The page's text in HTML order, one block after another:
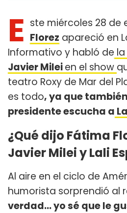
E ste miércoles 28 de
Florez apareció en
Informativo y habló de
Javier Mileien el show
teatro Roxy de Mar del
es todo, ya que
presidente escucha a
¿Qué dijo Fátima
Javier Milei y Lali
Al aire en el ciclo de
humorista sorprendió al
verdad... yo sé que le